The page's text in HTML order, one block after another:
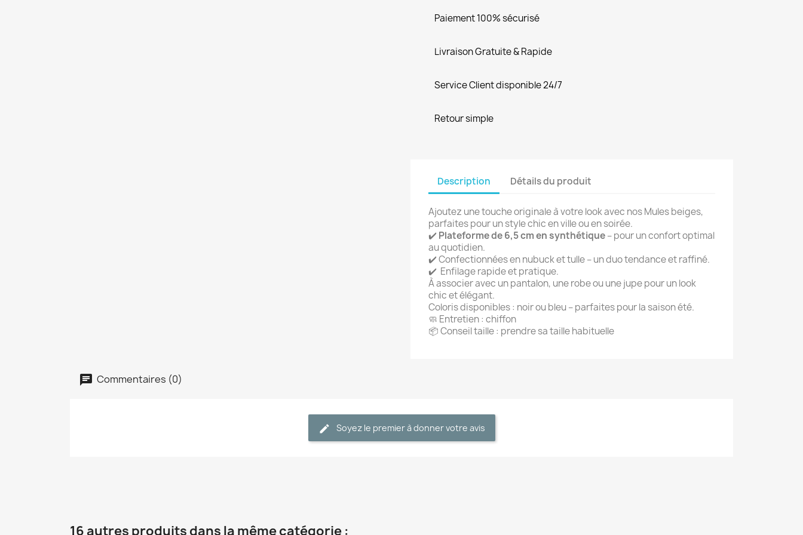
Paiement 100% sécurisé
Livraison Gratuite & Rapide
Service Client disponible 24/7
Retour simple
Description Détails du produit
Ajoutez une touche originale à votre look avec nos Mules beiges,
parfaites pour un style chic en ville ou en soirée.
✔️ Plateforme de 6,5 cm en synthétique– pour un confort optimal
au quotidien.
✔️ Confectionnées en nubuck et tulle – un duo tendance et raffiné.
✔️ Enfilage rapide et pratique.
À associer avec un pantalon, une robe ou une jupe pour un look
chic et élégant.
Coloris disponibles : noir ou bleu – parfaites pour la saison été.
🧼 Entretien : chiffon
📦 Conseil taille : prendre sa taille habituelle
Commentaires (0)
Soyez le premier à donner votre avis
16 autres produits dans la même catégorie :